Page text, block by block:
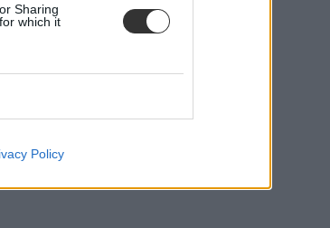
Sharing
which it
Policy